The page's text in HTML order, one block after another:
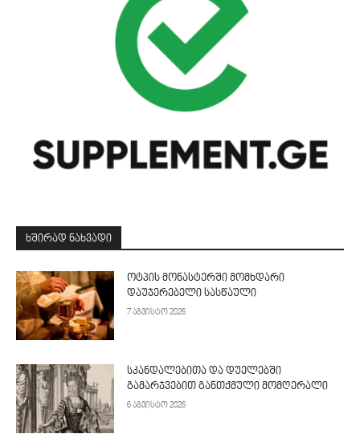
ᲮᲨᲘᲠᲐᲓ ᲜᲐᲮᲕᲐᲓᲘ
ოტპის მონასტერში მომხდარი
დაუჯერებელი სასწაული
7 აგვისტო 2026
სკანდალებითა და დუელებში
გამარჯვებით განთქმული მომღერალი
6 აგვისტო 2026